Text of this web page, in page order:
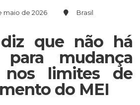
maio de 2026
Brasil
que não há
para mudança
nos limites de
do MEI